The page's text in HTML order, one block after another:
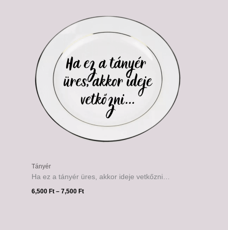
Tányér
Ha ez a tányér üres, akkor ideje vetkőzni…
6,500 Ft – 7,500 Ft